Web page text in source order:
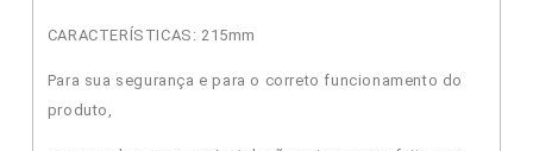
CARACTERÍSTICAS: 215mm
Para sua segurança e para o correto funcionamento do
produto,